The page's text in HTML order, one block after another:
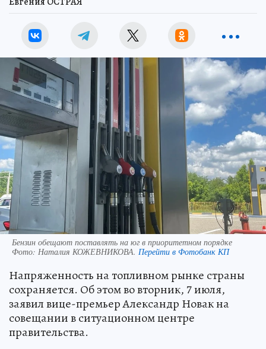
Бензин обещают поставлять на юг в приоритетном порядке
Фото: Наталия КОЖЕВНИКОВА. Перейти в Фотобанк КП
Напряженность на топливном рынке страны
сохраняется. Об этом во вторник, 7 июля,
заявил вице-премьер Александр Новак на
совещании в ситуационном центре
правительства.